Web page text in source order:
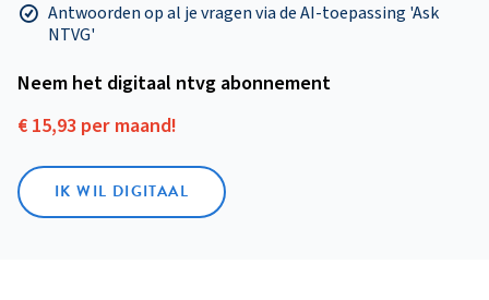
Antwoorden op al je vragen via de AI-toepassing 'Ask
NTVG'
Neem het digitaal ntvg abonnement
€ 15,93 per maand!
IK WIL DIGITAAL